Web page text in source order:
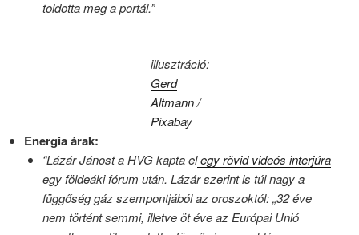
toldotta meg a portál.”
illusztráció:
Gerd
Altmann/
Pixabay
Energia árak:
“Lázár Jánost a HVG kapta elegy rövid videós interjúra
egy földeáki fórum után. Lázár szerint is túl nagy a
függőség gáz szempontjából az oroszoktól: „32 éve
nem történt semmi, illetve öt éve az Európai Unió